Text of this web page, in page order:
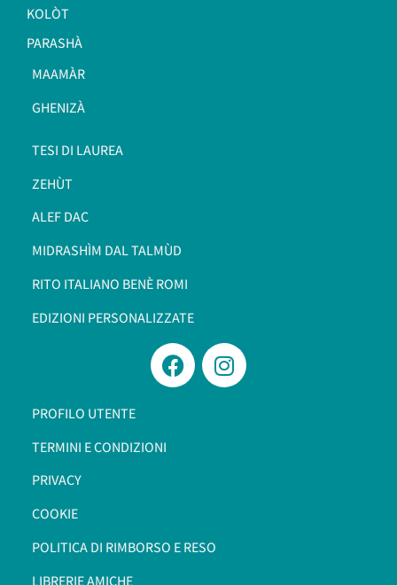
KOLÒT
PARASHÀ
MAAMÀR
GHENIZÀ
TESI DI LAUREA
ZEHÙT
ALEF DAC
MIDRASHÌM DAL TALMÙD
RITO ITALIANO BENÈ ROMI​
EDIZIONI PERSONALIZZATE
PROFILO UTENTE
TERMINI E CONDIZIONI
PRIVACY
COOKIE
POLITICA DI RIMBORSO E RESO
LIBRERIE AMICHE